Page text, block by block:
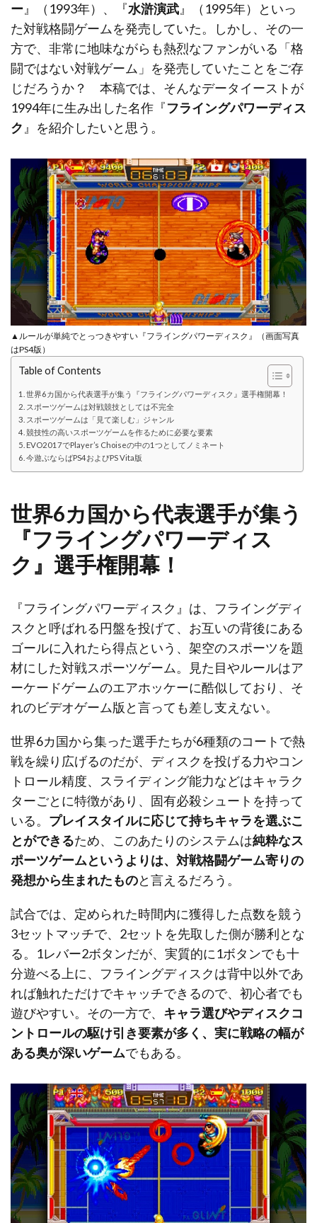
ー』（1993年）、『水滸演武』（1995年）といっ
た対戦格闘ゲームを発売していた。しかし、その一
方で、非常に地味ながらも熱烈なファンがいる「格
闘ではない対戦ゲーム」を発売していたことをご存
じだろうか？ 本稿では、そんなデータイーストが
1994年に生み出した名作『フライングパワーディス
ク』を紹介したいと思う。
▲ルールが単純でとっつきやすい『フライングパワーディスク』（画面写真
はPS4版）
Table of Contents
世界6カ国から代表選手が集う『フライングパワーディスク』選手権開幕！
スポーツゲームは対戦競技としては不完全
スポーツゲームは「見て楽しむ」ジャンル
競技性の高いスポーツゲームを作るために必要な要素
EVO2017でPlayer’s Choiseの中の1つとしてノミネート
今遊ぶならばPS4およびPS Vita版
世界6カ国から代表選手が集う
『フライングパワーディス
ク』選手権開幕！
『フライングパワーディスク』は、フライングディ
スクと呼ばれる円盤を投げて、お互いの背後にある
ゴールに入れたら得点という、架空のスポーツを題
材にした対戦スポーツゲーム。見た目やルールはア
ーケードゲームのエアホッケーに酷似しており、そ
れのビデオゲーム版と言っても差し支えない。
世界6カ国から集った選手たちが6種類のコートで熱
戦を繰り広げるのだが、ディスクを投げる力やコン
トロール精度、スライディング能力などはキャラク
ターごとに特徴があり、固有必殺シュートを持って
いる。 プレイスタイルに応じて持ちキャラを選ぶこ
とができるため、このあたりのシステムは純粋なス
ポーツゲームというよりは、対戦格闘ゲーム寄りの
発想から生まれたものと言えるだろう。
試合では、定められた時間内に獲得した点数を競う
3セットマッチで、2セットを先取した側が勝利とな
る。1レバー2ボタンだが、実質的に1ボタンでも十
分遊べる上に、フライングディスクは背中以外であ
れば触れただけでキャッチできるので、初心者でも
遊びやすい。その一方で、 キャラ選びやディスクコ
ントロールの駆け引き要素が多く、実に戦略の幅が
ある奥が深いゲームでもある。